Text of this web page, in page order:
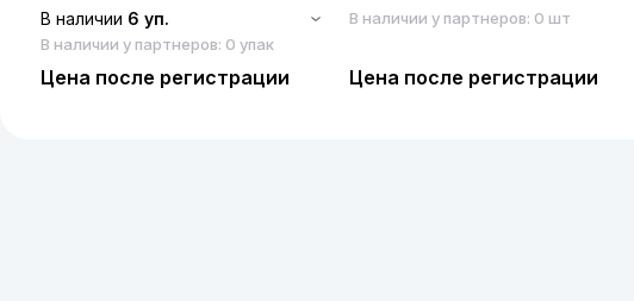
В наличии 6 уп.
В наличии у партнеров: 0 упак
Цена после регистрации
В наличии у партнеров: 0 шт
Цена после регистрации